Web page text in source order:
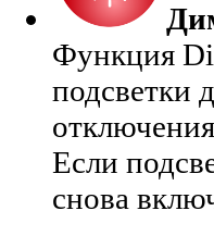
Функция
подсветки
Если
снова